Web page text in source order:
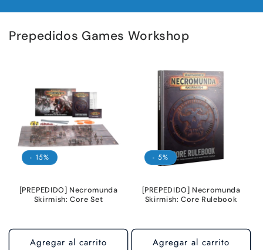
Prepedidos Games Workshop
- 15%
[PREPEDIDO] Necromunda
Skirmish: Core Set
Agregar al carrito
- 5%
[PREPEDIDO] Necromunda
Skirmish: Core Rulebook
Agregar al carrito